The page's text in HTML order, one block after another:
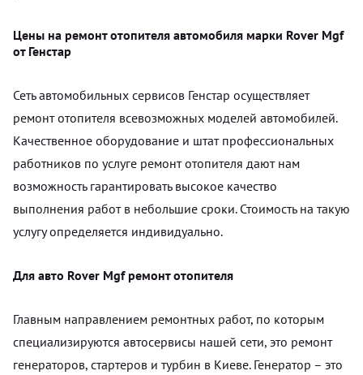
Цены на ремонт отопителя автомобиля марки Rover Mgf
от Генстар
Сеть автомобильных сервисов Генстар осуществляет
ремонт отопителя всевозможных моделей автомобилей.
Качественное оборудование и штат профессиональных
работников по услуге ремонт отопителя дают нам
возможность гарантировать высокое качество
выполнения работ в небольшие сроки. Стоимость на такую
услугу определяется индивидуально.
Для авто Rover Mgf ремонт отопителя
Главным направлением ремонтных работ, по которым
специализируются автосервисы нашей сети, это ремонт
генераторов, стартеров и турбин в Киеве. Генератор – это